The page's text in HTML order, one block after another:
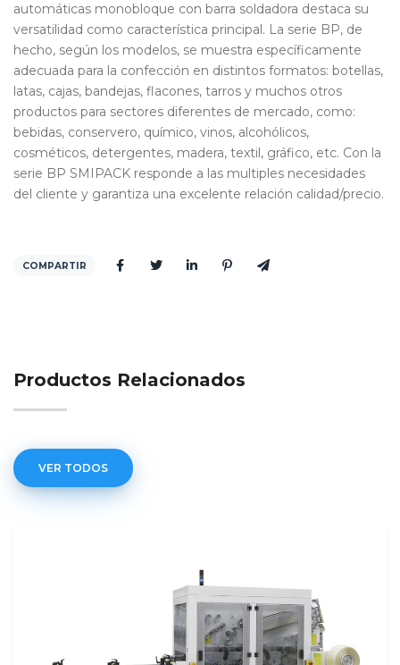
automáticas monobloque con barra soldadora destaca su
versatilidad como característica principal. La serie BP, de
hecho, según los modelos, se muestra específicamente
adecuada para la confección en distintos formatos: botellas,
latas, cajas, bandejas, flacones, tarros y muchos otros
productos para sectores diferentes de mercado, como:
bebidas, conservero, químico, vinos, alcohólicos,
cosméticos, detergentes, madera, textil, gráfico, etc. Con la
serie BP SMIPACK responde a las multiples necesidades
del cliente y garantiza una excelente relación calidad/precio.
COMPARTIR
Productos Relacionados
VER TODOS